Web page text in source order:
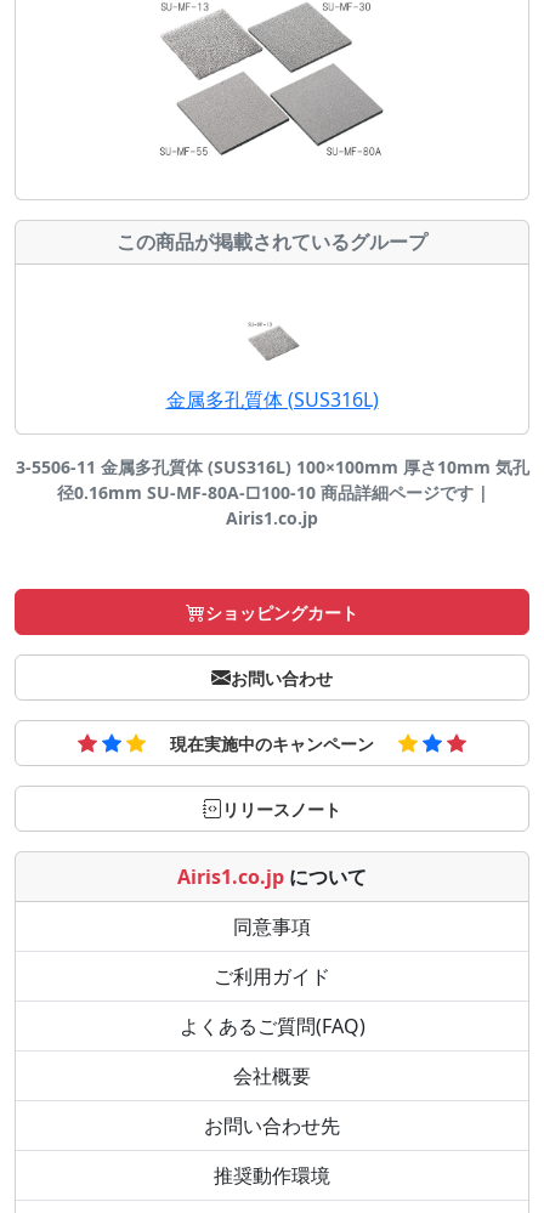
この商品が掲載されているグループ
金属多孔質体 (SUS316L)
3-5506-11 金属多孔質体 (SUS316L) 100×100mm 厚さ10mm 気孔
径0.16mm SU-MF-80A-□100-10 商品詳細ページです |
Airis1.co.jp
ショッピングカート
お問い合わせ
現在実施中のキャンペーン
リリースノート
Airis1.co.jp について
同意事項
ご利用ガイド
よくあるご質問(FAQ)
会社概要
お問い合わせ先
推奨動作環境